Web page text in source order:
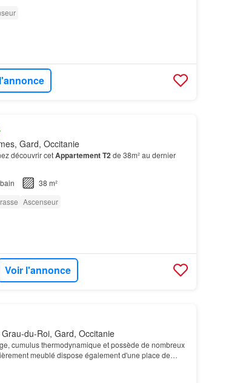
Gard, Occitanie
découvrir cetAppartement T2de 38m² au dernier
38 m²
Ascenseur
Voir l'annonce
du-Roi, Gard, Occitanie
cumulus thermodynamique et possède de nombreux
meublé dispose également d'une place de